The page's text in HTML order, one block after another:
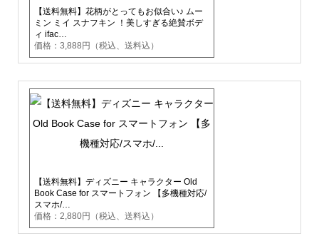
【送料無料】花柄がとってもお似合い♪ ムー
ミン ミイ スナフキン ！美しすぎる絶賛ボデ
ィ ifac…
価格：3,888円（税込、送料込）
【送料無料】ディズニー キャラクター Old
Book Case for スマートフォン 【多機種対応/
スマホ/…
価格：2,880円（税込、送料込）